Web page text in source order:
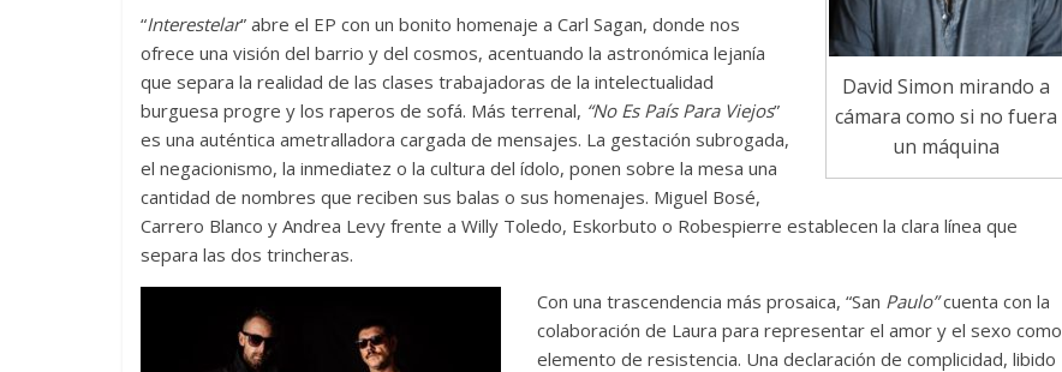
David Simon mirando a
cámara como si no fuera
un máquina
“Interestelar” abre el EP con un bonito homenaje a Carl Sagan, donde nos
ofrece una visión del barrio y del cosmos, acentuando la astronómica lejanía
que separa la realidad de las clases trabajadoras de la intelectualidad
burguesa progre y los raperos de sofá. Más terrenal, “No Es País Para Viejos”
es una auténtica ametralladora cargada de mensajes. La gestación subrogada,
el negacionismo, la inmediatez o la cultura del ídolo, ponen sobre la mesa una
cantidad de nombres que reciben sus balas o sus homenajes. Miguel Bosé,
Carrero Blanco y Andrea Levy frente a Willy Toledo, Eskorbuto o Robespierre establecen la clara línea que
separa las dos trincheras.
Con una trascendencia más prosaica, “San Paulo”cuenta con la
colaboración de Laura para representar el amor y el sexo como
elemento de resistencia. Una declaración de complicidad, libido